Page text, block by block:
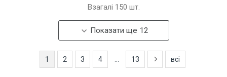
Взагалі 150 шт.
Показати ще 12
1 2 3 4 13 всі